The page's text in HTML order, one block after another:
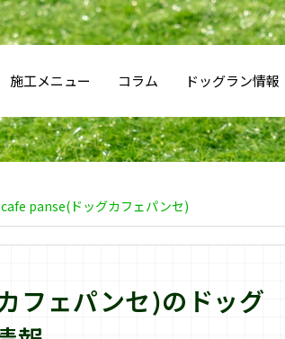
施工メニュー コラム ドッグラン情報
panse(ドッグカフェパンセ)
フェパンセ)のドッグ